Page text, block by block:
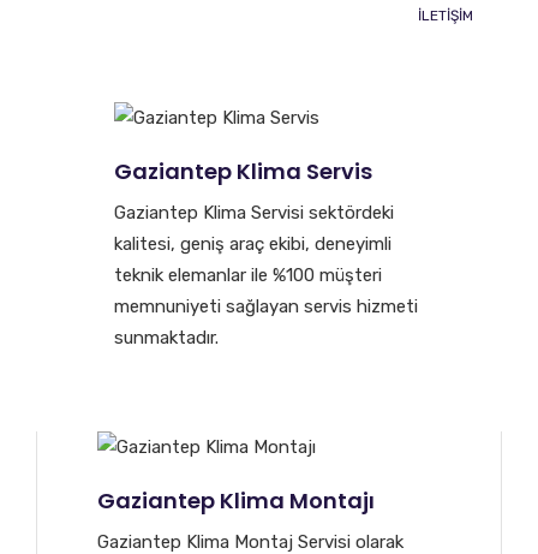
İLETİŞİM
Gaziantep Klima Servis
Gaziantep Klima Servisi sektördeki
kalitesi, geniş araç ekibi, deneyimli
teknik elemanlar ile %100 müşteri
memnuniyeti sağlayan servis hizmeti
sunmaktadır.
Gaziantep Klima Montajı
Gaziantep Klima Montaj Servisi olarak